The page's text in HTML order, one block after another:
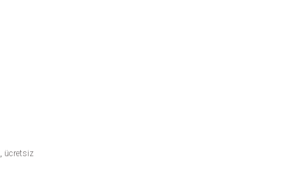
, ücretsiz